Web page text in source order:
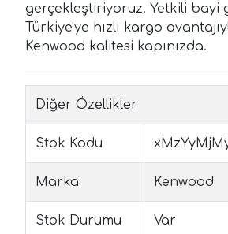
gerçekleştiriyoruz. Yetkili bayi
Türkiye'ye hızlı kargo
Kenwood kalitesi kapınızda.
Diğer Özellikler
Stok Kodu
Marka Kenwood
Stok Durumu Var